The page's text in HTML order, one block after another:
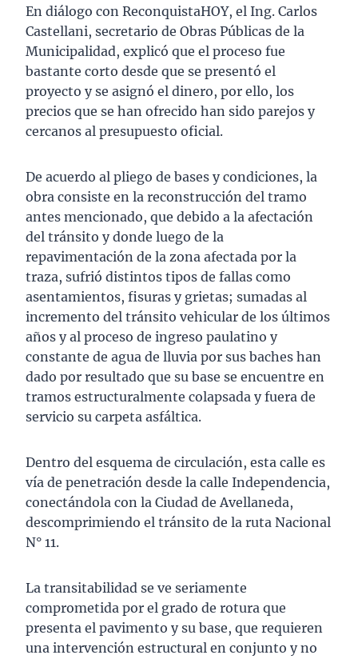
En diálogo con ReconquistaHOY, el Ing. Carlos
Castellani, secretario de Obras Públicas de la
Municipalidad, explicó que el proceso fue
bastante corto desde que se presentó el
proyecto y se asignó el dinero, por ello, los
precios que se han ofrecido han sido parejos y
cercanos al presupuesto oficial.
De acuerdo al pliego de bases y condiciones, la
obra consiste en la reconstrucción del tramo
antes mencionado, que debido a la afectación
del tránsito y donde luego de la
repavimentación de la zona afectada por la
traza, sufrió distintos tipos de fallas como
asentamientos, fisuras y grietas; sumadas al
incremento del tránsito vehicular de los últimos
años y al proceso de ingreso paulatino y
constante de agua de lluvia por sus baches han
dado por resultado que su base se encuentre en
tramos estructuralmente colapsada y fuera de
servicio su carpeta asfáltica.
Dentro del esquema de circulación, esta calle es
vía de penetración desde la calle Independencia,
conectándola con la Ciudad de Avellaneda,
descomprimiendo el tránsito de la ruta Nacional
N° 11.
La transitabilidad se ve seriamente
comprometida por el grado de rotura que
presenta el pavimento y su base, que requieren
una intervención estructural en conjunto y no